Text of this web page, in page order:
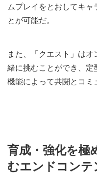
ムプレイをとおしてキ
とが可能だ。
また、「クエスト」は
緒に挑むことができ、
機能によって共闘とコミ
育成・強化を極
むエンドコンテ